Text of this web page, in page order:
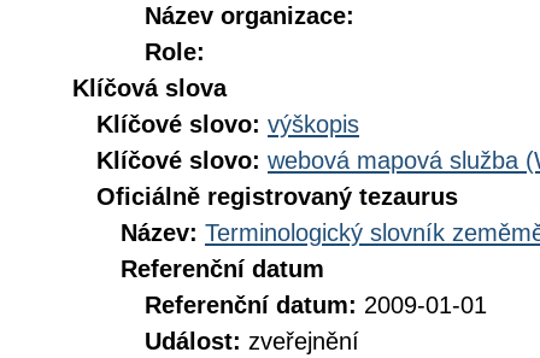
Název organizace:
Role:
Klíčová slova
Klíčové slovo: výškopis
Klíčové slovo: webová mapová služba
Oficiálně registrovaný tezaurus
Název: Terminologický slovník
Referenční datum
Referenční datum: 2009-01-01
Událost: zveřejnění